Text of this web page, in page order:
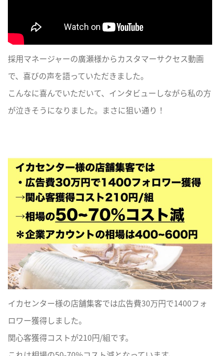
採用マネージャーの廣瀬様からカスタマーサクセス動画
で、喜びの声を語っていただきました。
こんなに喜んでいただいて、インタビューしながら私の方
が泣きそうになりました。まさに狙い通り！
イカセンター様の店舗集客では広告費30万円で1400フォ
ロワー獲得しました。
関心客獲得コストが210円/組です。